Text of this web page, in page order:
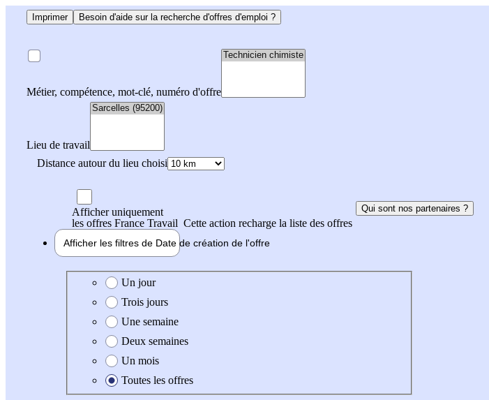
Imprimer Besoin d'aide sur la recherche d'offres d'emploi ?
Métier, compétence, mot-clé, numéro d'offre
Lieu de travail
Distance autour du lieu choisi
Afficher uniquement
les offres France Travail Cette action recharge la liste des offres
Qui sont nos partenaires ?
Afficher les filtres de Date de création de l'offre
Date de création de l'offre
Un jour
Trois jours
Une semaine
Deux semaines
Un mois
Toutes les offres